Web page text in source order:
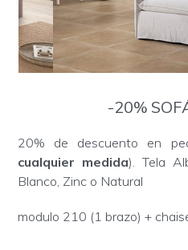
-20%
20% de descuento en
cualquier medida). Tela
Blanco, Zinc o Natural
modulo 210 (1 brazo) +